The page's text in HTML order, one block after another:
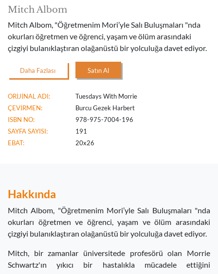
Mitch Albom
Mitch Albom, "Öğretmenim Mori’yle Salı Buluşmaları "nda
okurları öğretmen ve öğrenci, yaşam ve ölüm arasındaki
çizgiyi bulanıklaştıran olağanüstü bir yolculuğa davet ediyor.
Daha Fazlası Satın Al
ORİJİNAL ADI:
Tuesdays With Morrie
ÇEVİRMEN:
Burcu Gezek Harbert
ISBN NO:
978-975-7004-196
SAYFA SAYISI:
191
EBAT:
20x26
Hakkında
Mitch Albom, "Öğretmenim Mori’yle Salı Buluşmaları "nda
okurları öğretmen ve öğrenci, yaşam ve ölüm arasındaki
çizgiyi bulanıklaştıran olağanüstü bir yolculuğa davet ediyor.
Mitch, bir zamanlar üniversitede profesörü olan Morrie
Schwartz'ın yıkıcı bir hastalıkla mücadele ettiğini